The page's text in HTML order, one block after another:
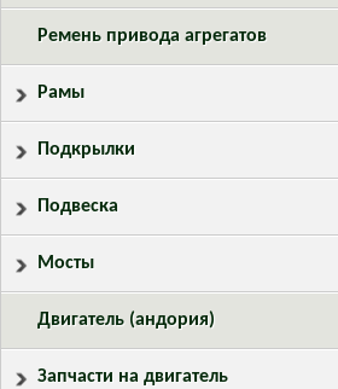
Ремень привода агрегатов
Рамы
Подкрылки
Подвеска
Мосты
Двигатель (андория)
Запчасти на двигатель